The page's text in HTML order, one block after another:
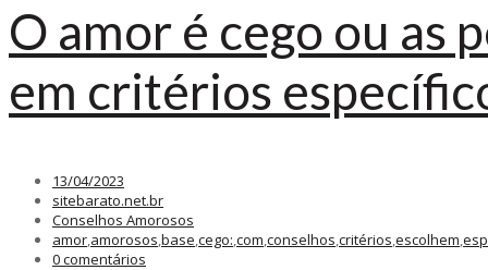
O amor é cego ou as
em critérios
13/04/2023
sitebarato.net.br
Conselhos Amorosos
amor,amorosos,base,cego:,com,conselhos,critérios,escolhem,
0 comentários